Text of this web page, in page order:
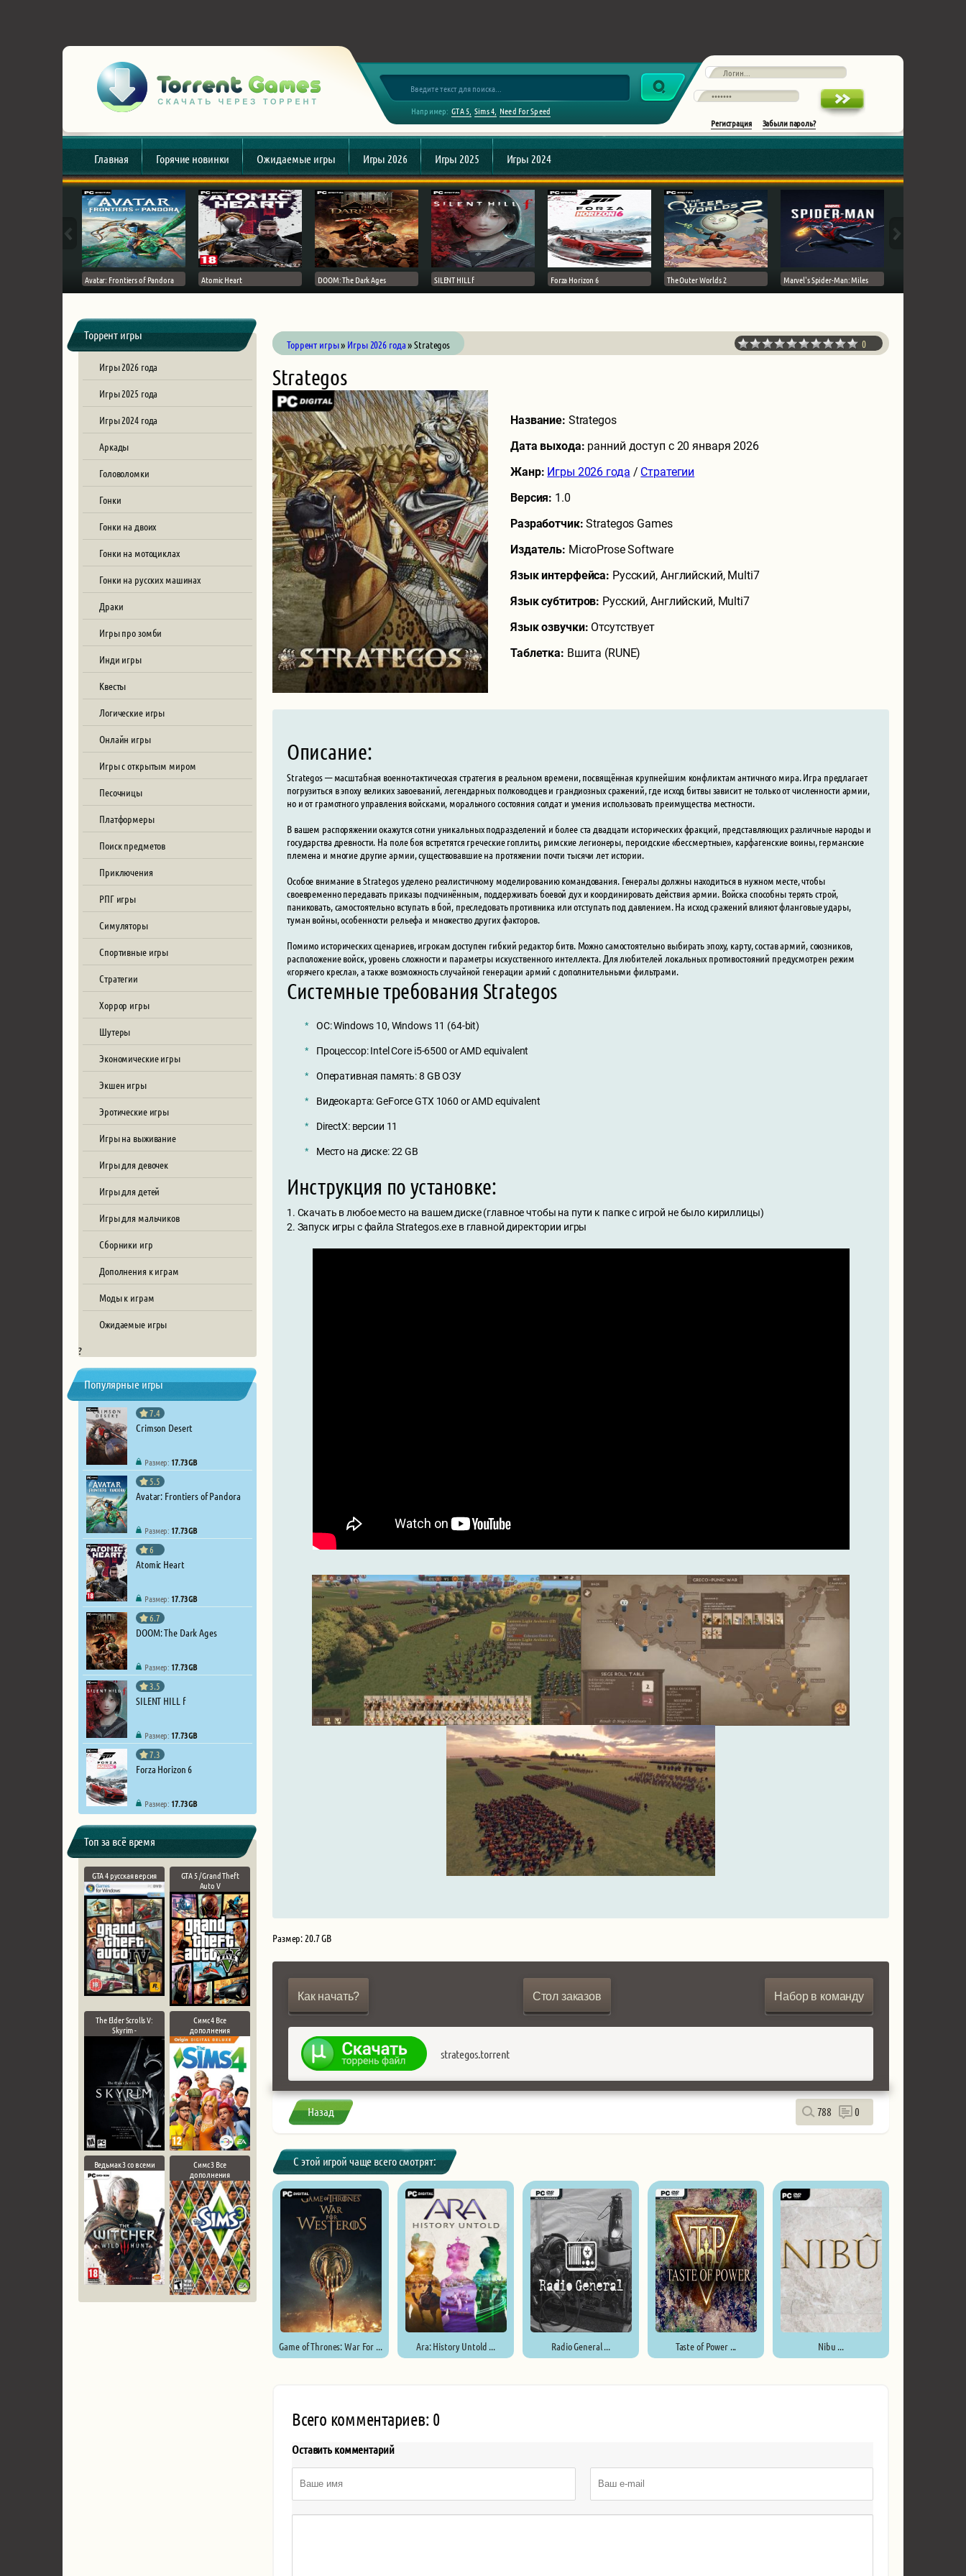
Например: GTA 5 Sims 4 Need For Speed
Регистрация
Забыли пароль?
Главная Горячие новинки Ожидаемые игры Игры 2026 Игры 2025 Игры 2024
Avatar: Frontiers of Pandora Atomic Heart DOOM: The Dark Ages SILENT HILL f Forza Horizon 6 The Outer Worlds 2 Marvel's Spider-Man: Miles
Торрент игры
Игры 2026 года
Игры 2025 года
Игры 2024 года
Аркады
Головоломки
Гонки
Гонки на двоих
Гонки на мотоциклах
Гонки на русских машинах
Драки
Игры про зомби
Инди игры
Квесты
Логические игры
Онлайн игры
Игры с открытым миром
Песочницы
Платформеры
Поиск предметов
Приключения
РПГ игры
Симуляторы
Спортивные игры
Стратегии
Хоррор игры
Шутеры
Экономические игры
Экшен игры
Эротические игры
Игры на выживание
Игры для девочек
Игры для детей
Игры для мальчиков
Сборники игр
Дополнения к играм
Моды к играм
Ожидаемые игры
?
Популярные игры
7.4
Crimson Desert
Размер: 17.73 GB
5.5
Avatar: Frontiers of Pandora
Размер: 17.73 GB
6
Atomic Heart
Размер: 17.73 GB
6.7
DOOM: The Dark Ages
Размер: 17.73 GB
3.5
SILENT HILL f
Размер: 17.73 GB
7.3
Forza Horizon 6
Размер: 17.73 GB
Топ за всё время
GTA 4 русская версия
GTA 5 / Grand Theft
Auto V
The Elder Scrolls V:
Skyrim -
Симс 4 Все
дополнения
Ведьмак 3 со всеми
Симс 3 Все
дополнения
Торрент игры» Игры 2026 года» Strategos 0
Strategos
Название: Strategos
Дата выхода: ранний доступ с 20 января 2026
Жанр: Игры 2026 года / Стратегии
Версия: 1.0
Разработчик:Strategos Games
Издатель: MicroProse Software
Язык интерфейса: Русский, Английский, Multi7
Язык субтитров: Русский, Английский, Multi7
Язык озвучки: Отсутствует
Таблетка: Вшита (RUNE)
Описание:
Strategos — масштабная военно-тактическая стратегия в реальном времени, посвящённая крупнейшим конфликтам античного мира. Игра предлагает
погрузиться в эпоху великих завоеваний, легендарных полководцев и грандиозных сражений, где исход битвы зависит не только от численности армии,
но и от грамотного управления войсками, морального состояния солдат и умения использовать преимущества местности.
В вашем распоряжении окажутся сотни уникальных подразделений и более ста двадцати исторических фракций, представляющих различные народы и
государства древности. На поле боя встретятся греческие гоплиты, римские легионеры, персидские «бессмертные», карфагенские воины, германские
племена и многие другие армии, существовавшие на протяжении почти тысячи лет истории.
Особое внимание в Strategos уделено реалистичному моделированию командования. Генералы должны находиться в нужном месте, чтобы
своевременно передавать приказы подчинённым, поддерживать боевой дух и координировать действия армии. Войска способны терять строй,
паниковать, самостоятельно вступать в бой, преследовать противника или отступать под давлением. На исход сражений влияют фланговые удары,
туман войны, особенности рельефа и множество других факторов.
Помимо исторических сценариев, игрокам доступен гибкий редактор битв. Можно самостоятельно выбирать эпоху, карту, состав армий, союзников,
расположение войск, уровень сложности и параметры искусственного интеллекта. Для любителей локальных противостояний предусмотрен режим
«горячего кресла», а также возможность случайной генерации армий с дополнительными фильтрами.
Системные требования Strategos
ОС: Windows 10, Windows 11 (64-bit)
Процессор: Intel Core i5-6500 or AMD equivalent
Оперативная память: 8 GB ОЗУ
Видеокарта: GeForce GTX 1060 or AMD equivalent
DirectX: версии 11
Место на диске: 22 GB
Инструкция по установке:
1. Скачать в любое место на вашем диске (главное чтобы на пути к папке с игрой не было кириллицы)
2. Запуск игры с файла Strategos.exe в главной директории игры
Размер: 20.7 GB
Как начать? Стол заказов Набор в команду
strategos.torrent
Назад 788 0
С этой игрой чаще всего смотрят:
Game of Thrones: War For ... Ara: History Untold ... Radio General ... Taste of Power ... Nibu ...
Всего комментариев: 0
Оставить комментарий